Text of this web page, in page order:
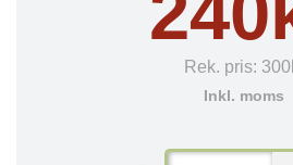
Rek. pris:
Inkl. moms